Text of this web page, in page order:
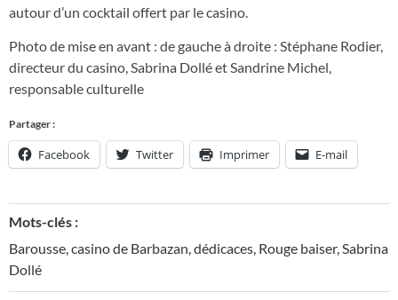
autour d’un cocktail offert par le casino.
Photo de mise en avant : de gauche à droite : Stéphane Rodier,
directeur du casino, Sabrina Dollé et Sandrine Michel,
responsable culturelle
Partager :
Facebook Twitter Imprimer E-mail
Mots-clés :
Barousse,casino de Barbazan,dédicaces, Rouge baiser,Sabrina
Dollé